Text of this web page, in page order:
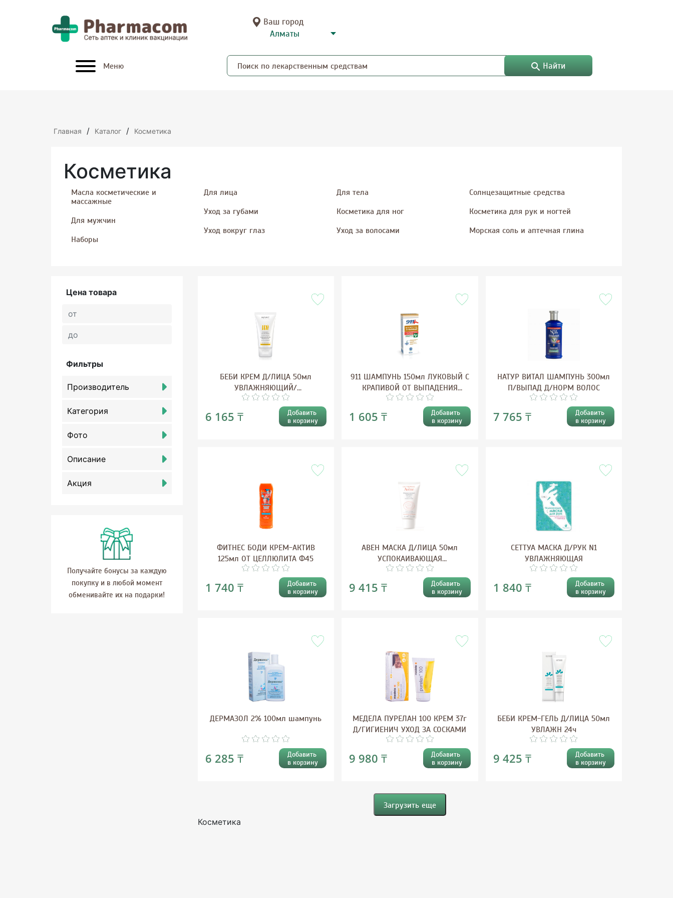
Ваш город
Меню Найти
Главная / Каталог / Косметика
Косметика
Масла косметические и
массажные
Для мужчин
Наборы
Для лица
Уход за губами
Уход вокруг глаз
Для тела
Косметика для ног
Уход за волосами
Солнцезащитные средства
Косметика для рук и ногтей
Морская соль и аптечная глина
Цена товара
Фильтры
Производитель
Категория
Фото
Описание
Акция
Получайте бонусы за каждую
покупку и в любой момент
обменивайте их на подарки!
БЕБИ КРЕМ Д/ЛИЦА 50мл
УВЛАЖНЯЮЩИЙ/
ВОССТАНАВЛИВАЮЩИЙ 24ч
6 165 ₸
Добавить
в корзину
911 ШАМПУНЬ 150мл ЛУКОВЫЙ С
КРАПИВОЙ ОТ ВЫПАДЕНИЯ
ВОЛОС
1 605 ₸
Добавить
в корзину
НАТУР ВИТАЛ ШАМПУНЬ 300мл
П/ВЫПАД Д/НОРМ ВОЛОС
7 765 ₸
Добавить
в корзину
ФИТНЕС БОДИ КРЕМ-АКТИВ
125мл ОТ ЦЕЛЛЮЛИТА Ф45
1 740 ₸
Добавить
в корзину
АВЕН МАСКА Д/ЛИЦА 50мл
УСПОКАИВАЮЩАЯ
УВЛАЖНЯЮЩАЯ
9 415 ₸
Добавить
в корзину
СЕТТУА МАСКА Д/РУК N1
УВЛАЖНЯЮЩАЯ
1 840 ₸
Добавить
в корзину
ДЕРМАЗОЛ 2% 100мл шампунь
6 285 ₸
Добавить
в корзину
МЕДЕЛА ПУРЕЛАН 100 КРЕМ 37г
Д/ГИГИЕНИЧ УХОД ЗА СОСКАМИ
9 980 ₸
Добавить
в корзину
БЕБИ КРЕМ-ГЕЛЬ Д/ЛИЦА 50мл
УВЛАЖН 24ч
9 425 ₸
Добавить
в корзину
Загрузить еще
Косметика